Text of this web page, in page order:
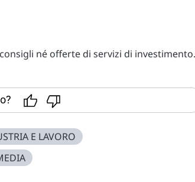
né offerte di servizi di investimento.
E LAVORO